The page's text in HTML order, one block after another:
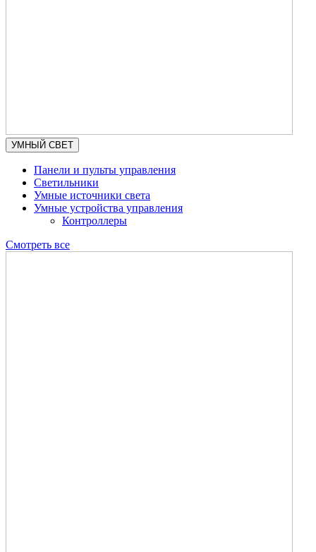
УМНЫЙ СВЕТ
Панели и пульты управления
Светильники
Умные источники света
Умные устройства управления
Контроллеры
Смотреть все